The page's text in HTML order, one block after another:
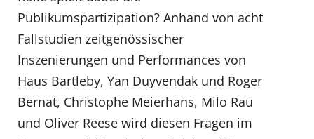
Publikumspartizipation? Anhand von acht
Fallstudien zeitgenössischer
Inszenierungen und Performances von
Haus Bartleby, Yan Duyvendak und Roger
Bernat, Christophe Meierhans, Milo Rau
und Oliver Reese wird diesen Fragen im